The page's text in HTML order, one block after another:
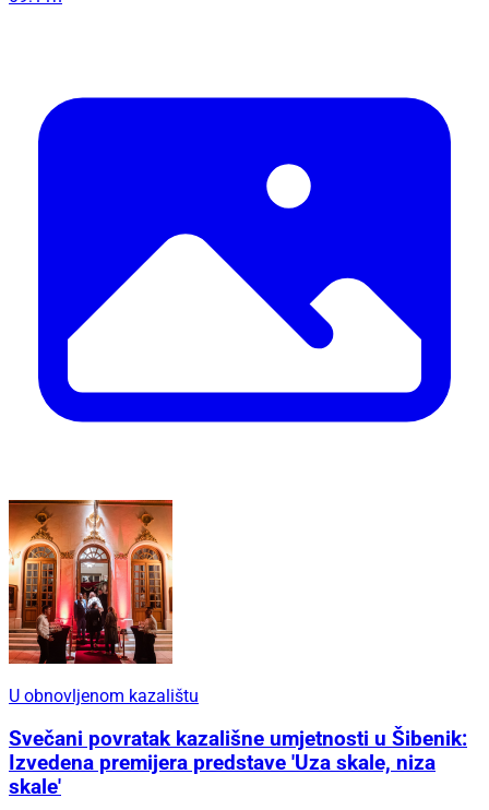
U obnovljenom kazalištu
Svečani povratak kazališne umjetnosti u Šibenik:
Izvedena premijera predstave 'Uza skale, niza
skale'